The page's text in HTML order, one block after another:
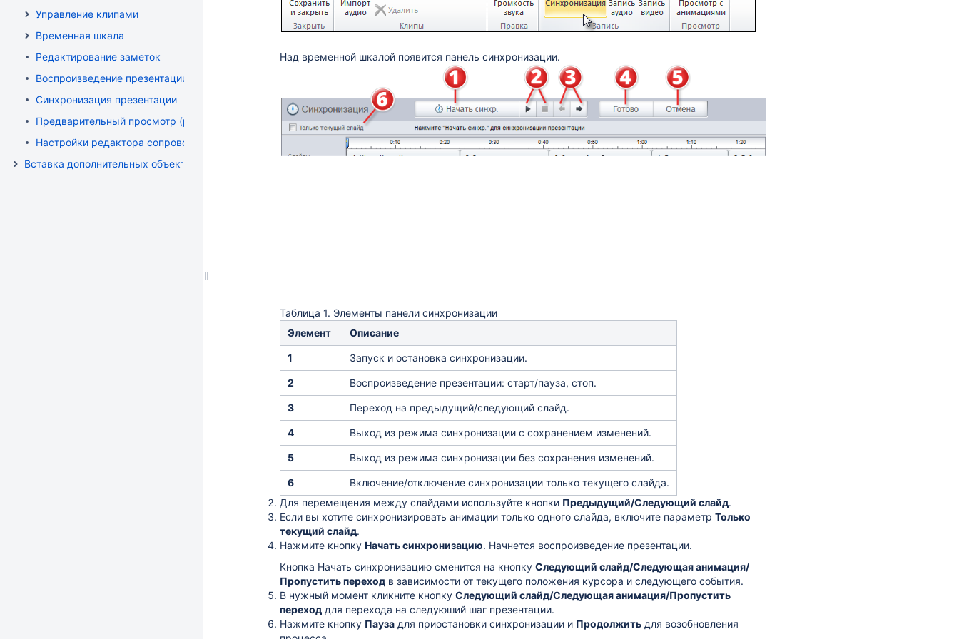
Управление клипами
Временная шкала
Редактирование заметок
Воспроизведение презентации
Синхронизация презентации
Предварительный просмотр (редактор)
Настройки редактора сопровождения
Вставка дополнительных объектов
Над временной шкалой появится панель синхронизации.
Таблица 1. Элементы панели синхронизации
Элемент
Описание
1 Запуск и остановка синхронизации.
2 Воспроизведение презентации: старт/пауза, стоп.
3 Переход на предыдущий/следующий слайд.
4 Выход из режима синхронизации с сохранением изменений.
5 Выход из режима синхронизации без сохранения изменений.
6
Включение/отключение синхронизации только текущего слайда.
Для перемещения между слайдами используйте кнопки Предыдущий/Следующий слайд.
Если вы хотите синхронизировать анимации только одного слайда, включите параметр Только
текущий слайд.
Нажмите кнопку Начать синхронизацию. Начнется воспроизведение презентации.
Кнопка Начать синхронизацию сменится на кнопку Следующий слайд/Следующая анимация/
Пропустить переход в зависимости от текущего положения курсора и следующего события.
В нужный момент кликните кнопку Следующий слайд/Следующая анимация/Пропустить
переход для перехода на следуюший шаг презентации.
Нажмите кнопку Пауза для приостановки синхронизации и Продолжить для возобновления